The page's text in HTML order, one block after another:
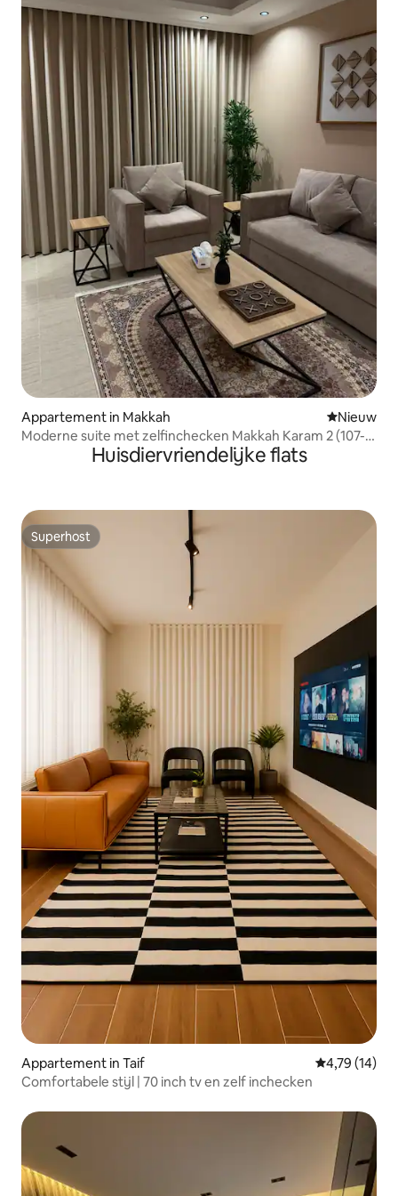
Appartement in Makkah Nieuwe
Nieuw
Moderne suite met zelfinchecken Makkah Karam 2 (107-
Huisdiervriendelijke flats
Superhost
Superhost
Appartement in Taif Gemiddelde
4,79 (14)
Comfortabele stijl | 70 inch tv en zelf inchecken